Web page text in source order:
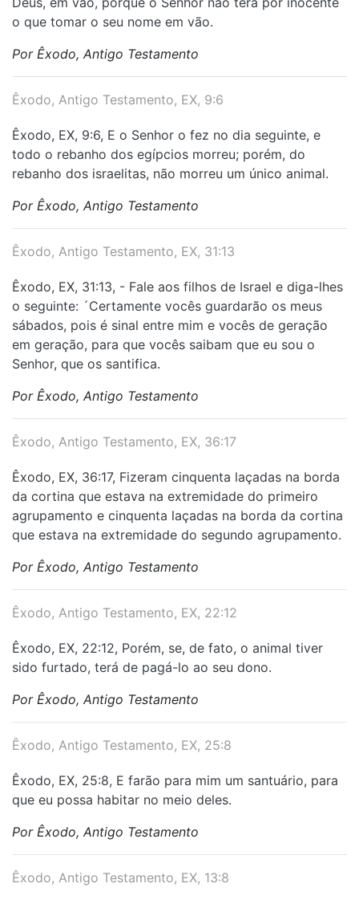
o que tomar o seu nome em vão.
Por Êxodo, Antigo Testamento
Êxodo, Antigo Testamento, EX, 9:6
Êxodo, EX, 9:6, E o Senhor o fez no dia seguinte, e
todo o rebanho dos egípcios morreu; porém, do
rebanho dos israelitas, não morreu um único animal.
Por Êxodo, Antigo Testamento
Êxodo, Antigo Testamento, EX, 31:13
Êxodo, EX, 31:13, - Fale aos filhos de Israel e diga-lhes
o seguinte: ´Certamente vocês guardarão os meus
sábados, pois é sinal entre mim e vocês de geração
em geração, para que vocês saibam que eu sou o
Senhor, que os santifica.
Por Êxodo, Antigo Testamento
Êxodo, Antigo Testamento, EX, 36:17
Êxodo, EX, 36:17, Fizeram cinquenta laçadas na borda
da cortina que estava na extremidade do primeiro
agrupamento e cinquenta laçadas na borda da cortina
que estava na extremidade do segundo agrupamento.
Por Êxodo, Antigo Testamento
Êxodo, Antigo Testamento, EX, 22:12
Êxodo, EX, 22:12, Porém, se, de fato, o animal tiver
sido furtado, terá de pagá-lo ao seu dono.
Por Êxodo, Antigo Testamento
Êxodo, Antigo Testamento, EX, 25:8
Êxodo, EX, 25:8, E farão para mim um santuário, para
que eu possa habitar no meio deles.
Por Êxodo, Antigo Testamento
Êxodo, Antigo Testamento, EX, 13:8